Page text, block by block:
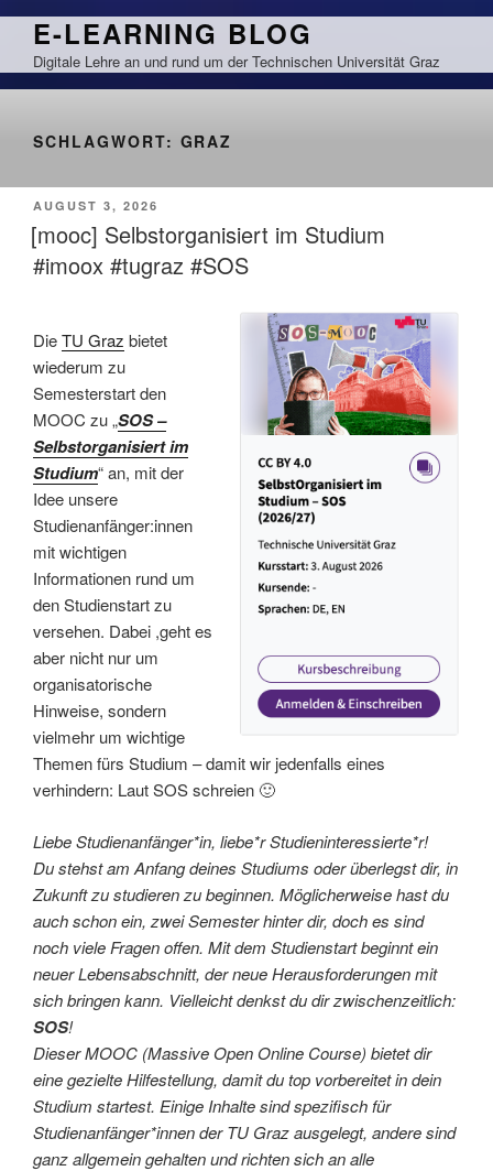
Zum
springen
E-LEARNING BLOG
Digitale Lehre an und rund um der Technischen Universität Graz
SCHLAGWORT: GRAZ
VERÖFFENTLICHT
AM
AUGUST 3, 2026
[mooc] Selbstorganisiert im Studium
#imoox #tugraz #SOS
DieTU Graz bietet
wiederum zu
Semesterstart den
MOOC zu „SOS –
Selbstorganisiert im
Studium“ an, mit der
Idee unsere
Studienanfänger:innen
mit wichtigen
Informationen rund um
den Studienstart zu
versehen. Dabei ,geht es
aber nicht nur um
organisatorische
Hinweise, sondern
vielmehr um wichtige
Themen fürs Studium – damit wir jedenfalls eines
verhindern: Laut SOS schreien 🙂
Liebe Studienanfänger*in, liebe*r Studieninteressierte*r!
Du stehst am Anfang deines Studiums oder überlegst dir, in
Zukunft zu studieren zu beginnen. Möglicherweise hast du
auch schon ein, zwei Semester hinter dir, doch es sind
noch viele Fragen offen. Mit dem Studienstart beginnt ein
neuer Lebensabschnitt, der neue Herausforderungen mit
sich bringen kann. Vielleicht denkst du dir zwischenzeitlich:
SOS!
Dieser MOOC (Massive Open Online Course) bietet dir
eine gezielte Hilfestellung, damit du top vorbereitet in dein
Studium startest. Einige Inhalte sind spezifisch für
Studienanfänger*innen der TU Graz ausgelegt, andere sind
ganz allgemein gehalten und richten sich an alle